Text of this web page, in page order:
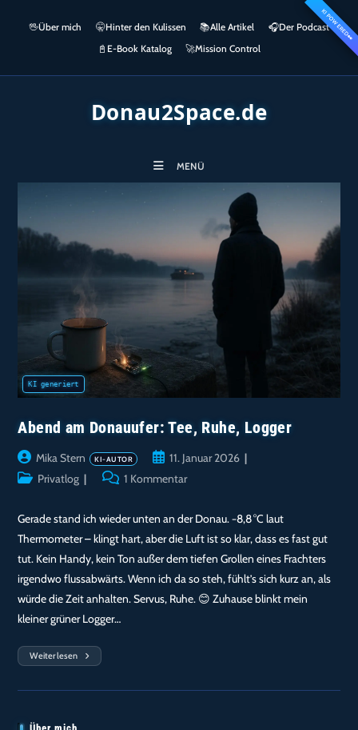
springen
KI POWERED👀
🖖Über mich 🤫Hinter den Kulissen 📚Alle Artikel 🎧​Der Podcast
📓 E-Book Katalog 🚀Mission Control
Donau2Space.de
MENÜ
Abend am Donauufer: Tee, Ruhe, Logger
Beitrags-
Autor:
Mika Stern
Beitrag
veröffentlicht:
11. Januar 2026
Beitrags-Privatlog
Beitrags-1 Kommentar
Gerade stand ich wieder unten an der Donau. −8,8 °C laut
Thermometer – klingt hart, aber die Luft ist so klar, dass es fast gut
tut. Kein Handy, kein Ton außer dem tiefen Grollen eines Frachters
irgendwo flussabwärts. Wenn ich da so steh, fühlt’s sich kurz an, als
würde die Zeit anhalten. Servus, Ruhe. 😊 Zuhause blinkt mein
kleiner grüner Logger…
Weiterlesen
Abend
Tee,